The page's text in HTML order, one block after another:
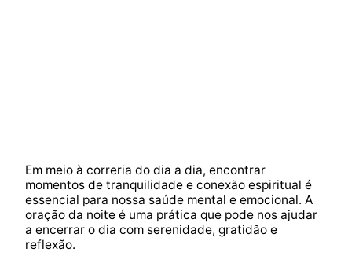
Em meio à correria do dia a dia, encontrar
momentos de tranquilidade e conexão espiritual é
essencial para nossa saúde mental e emocional. A
oração da noite é uma prática que pode nos ajudar
a encerrar o dia com serenidade, gratidão e
reflexão.